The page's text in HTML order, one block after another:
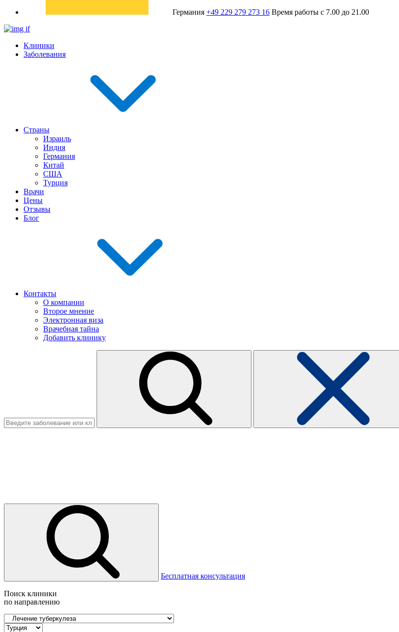
Германия +49 229 279 273 16 Время работы с 7.00 до 21.00
Клиники
Заболевания
Страны
Израиль
Индия
Германия
Китай
США
Турция
Врачи
Цены
Отзывы
Блог
Контакты
О компании
Второе мнение
Электронная виза
Врачебная тайна
Добавить клинику
Бесплатная консультация
Поиск клиники
по направлению